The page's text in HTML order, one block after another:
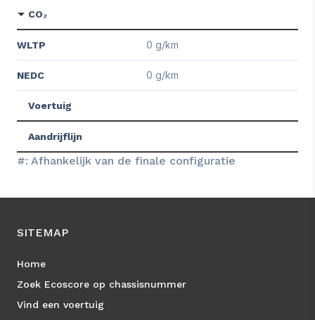
CO₂
WLTP 0 g/km
NEDC 0 g/km
Voertuig
Aandrijflijn
#: Afhankelijk van de finale configuratie
SITEMAP
Home
Zoek Ecoscore op chassisnummer
Vind een voertuig